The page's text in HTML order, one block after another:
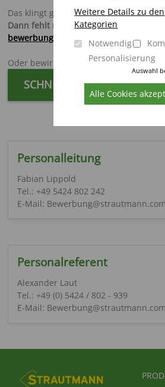
Weitere Details zu den
Kategorien
Notwendig
Personalisierung
Auswahl
Alle Cookies
Das klingt ganz nach deiner neuen
Dann fehlt nur noch deine Bewerbung
bewerbung@strautmann.com
Oder bewirb dich ganz unkompliziert
SCHNELLBEWERBUNG
Personalleitung
Fabian Lippold
Tel.: +49 5424 802 242
E-Mail: Bewerbung@strautmann.com
Personalreferent
Alexander Laut
Tel.: +49 (0) 5424 / 802 - 939
E-Mail: Bewerbung@strautmann.com